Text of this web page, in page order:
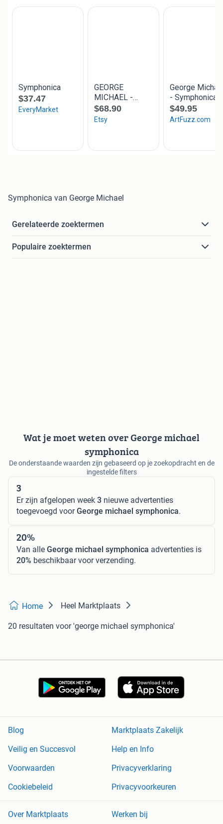
Symphonica van George Michael
Gerelateerde zoektermen
Populaire zoektermen
Wat je moet weten over George michael
symphonica
De onderstaande waarden zijn gebaseerd op je zoekopdracht en de
ingestelde filters
3
Er zijn afgelopen week 3 nieuwe advertenties
toegevoegd voorGeorge michael symphonica.
20%
Van alle George michael symphonica advertenties is
20% beschikbaar voor verzending.
Home Heel Marktplaats
20 resultaten voor 'george michael symphonica'
Blog
Marktplaats Zakelijk
Veilig en Succesvol
Help en Info
Voorwaarden
Privacyverklaring
Cookiebeleid
Privacyvoorkeuren
Over Marktplaats Werken bij